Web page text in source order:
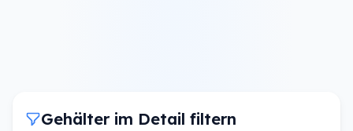
Gehälter im Detail filtern